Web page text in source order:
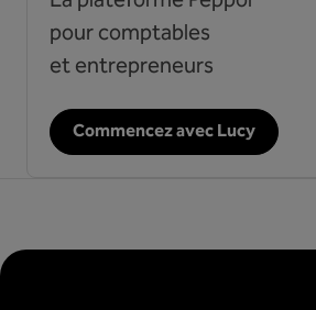
pour comptables
et entrepreneurs
Commencez avec Lucy